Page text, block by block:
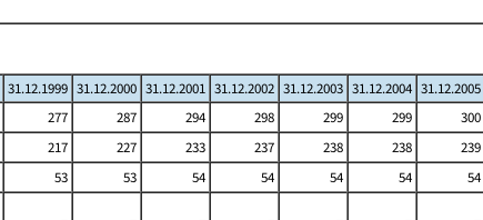
31.12.1999 31.12.2000 31.12.2001 31.12.2002 31.12.2003 31.12.2004 31.12.2005
277 287 294 298 299 299
300
217 227 233 237 238 238
239
53 53 54 54 54 54
54